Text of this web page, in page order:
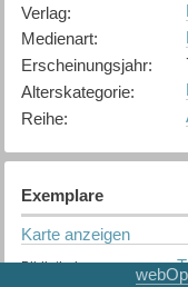
Verlag:
Medienart:
Erscheinungsjahr:
Alterskategorie:
Reihe:
Exemplare
Karte anzeigen
Bibliothek: